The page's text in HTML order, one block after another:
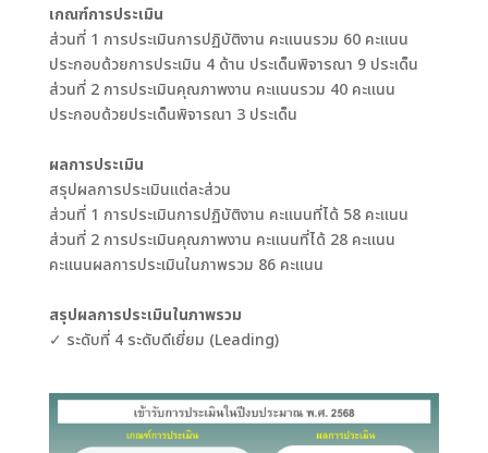
เกณฑ์การประเมิน
ส่วนที่ 1 การประเมินการปฏิบัติงาน คะแนนรวม 60 คะแนน
ประกอบด้วยการประเมิน 4 ด้าน ประเด็นพิจารณา 9 ประเด็น
ส่วนที่ 2 การประเมินคุณภาพงาน คะแนนรวม 40 คะแนน
ประกอบด้วยประเด็นพิจารณา 3 ประเด็น
ผลการประเมิน
สรุปผลการประเมินแต่ละส่วน
ส่วนที่ 1 การประเมินการปฏิบัติงาน คะแนนที่ได้ 58 คะแนน
ส่วนที่ 2 การประเมินคุณภาพงาน คะแนนที่ได้ 28 คะแนน
คะแนนผลการประเมินในภาพรวม 86 คะแนน
สรุปผลการประเมินในภาพรวม
✓ ระดับที่ 4 ระดับดีเยี่ยม (Leading)